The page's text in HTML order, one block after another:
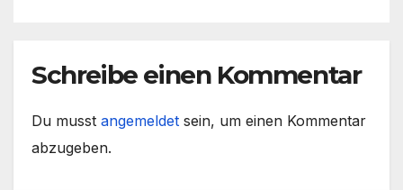
Schreibe einen Kommentar
Du musst angemeldet sein, um einen Kommentar
abzugeben.